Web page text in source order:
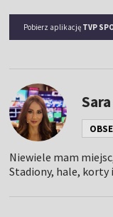
Pobierz aplikację TVP
Niewiele mam
Stadiony, hale, korty